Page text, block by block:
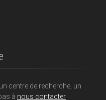
centre de recherche, un
à nous contacter